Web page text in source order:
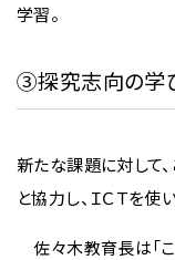
学習。
③探究志向の学
新たな課題に対して
と協力し、ＩＣＴを
佐々木教育長は「